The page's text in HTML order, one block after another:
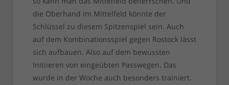
die Oberhand im Mittelfeld könnte der
Schlüssel zu diesem Spitzenspiel sein. Auch
auf dem Kombinationsspiel gegen Rostock lässt
sich aufbauen. Also auf dem bewussten
Initiieren von eingeübten Passwegen. Das
wurde in der Woche auch besonders trainiert.